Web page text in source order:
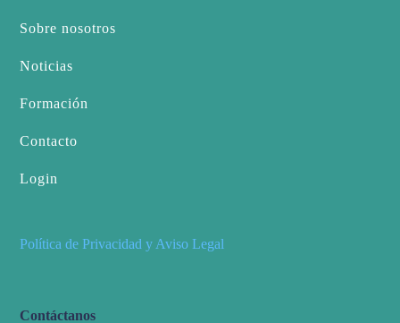
Sobre nosotros
Noticias
Formación
Contacto
Login
Política de Privacidad y Aviso Legal
Contáctanos